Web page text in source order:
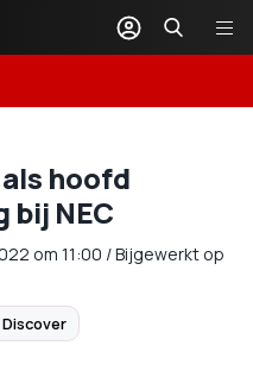
hoofd
NEC
om 11:00 /Bijgewerkt op